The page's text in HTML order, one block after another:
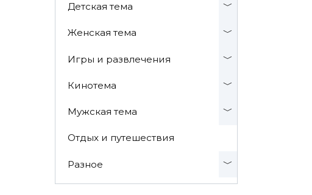
Детская тема
Женская тема
Игры и развлечения
Кинотема
Мужская тема
Отдых и путешествия
Разное